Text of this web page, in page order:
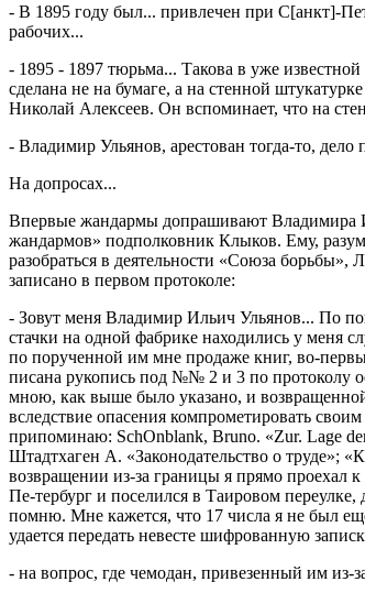
- В 1895 году был... привлечен при С[анкт]-
рабочих...
- 1895 - 1897 тюрьма... Такова в уже
сделана не на бумаге, а на стенной
Николай Алексеев. Он вспоминает, что на
- Владимир Ульянов, арестован тогда-то,
На допросах...
Впервые жандармы допрашивают Владимира
жандармов» подполковник Клыков. Ему,
разобраться в деятельности «Союза
записано в первом протоколе:
- Зовут меня Владимир Ильич Ульянов... По
стачки на одной фабрике находились у меня
по порученной им мне продаже книг, во-
писана рукопись под №№ 2 и 3 по протоколу
мною, как выше было указано, и
вследствие опасения компрометировать
припоминаю: SchOnblank, Bruno. «Zur. Lage
Штадтхаген А. «Законодательство о труде»;
возвращении из-за границы я прямо проехал
Пе-тербург и поселился в Таировом
помню. Мне кажется, что 17 числа я не был
удается передать невесте шифрованную
- на вопрос, где чемодан, привезенный им из-